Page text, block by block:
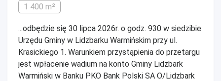
1 400 m²
...odbędzie się 30 lipca 2026r. o godz. 930 w siedzibie
Urzędu Gminy w Lidzbarku Warmińskim przy ul.
Krasickiego 1. Warunkiem przystąpienia do przetargu
jest wpłacenie wadium na konto Gminy Lidzbark
Warmiński w Banku PKO Bank Polski SA O/Lidzbark